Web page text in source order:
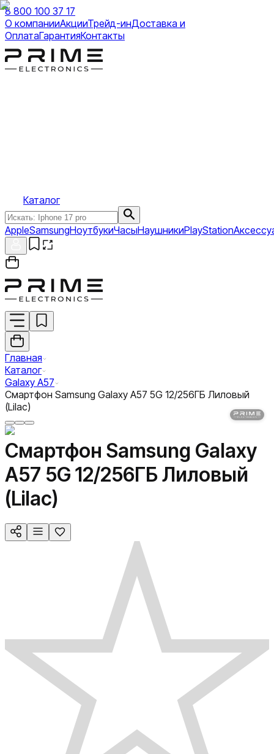
8 800 100 37 17
О компанииАкцииТрейд-инДоставка и
ОплатаГарантияКонтакты
Каталог
AppleSamsungНоутбукиЧасыНаушникиPlayStation
Главная
Каталог
Galaxy A57
Смартфон Samsung Galaxy A57 5G 12/256ГБ Лиловый
(Lilac)
Смартфон Samsung Galaxy
A57 5G 12/256ГБ Лиловый
(Lilac)